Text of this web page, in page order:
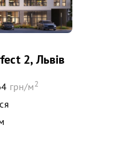
2, Львів
грн/м2